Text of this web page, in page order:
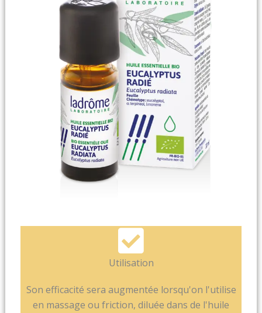
Utilisation
Son efficacité sera augmentée lorsqu'on l'utilise
en massage ou friction, diluée dans de l'huile